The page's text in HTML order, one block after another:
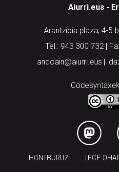
Aiurri.eus -
Arantzibia plaza, 4-5
Tel.: 943 300 732 |
andoain@aiurri.eus |
HONI BURUZ LEGE